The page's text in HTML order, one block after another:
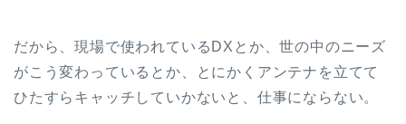
だから、現場で使われているDXとか、世の中のニーズ
がこう変わっているとか、とにかくアンテナを立てて
ひたすらキャッチしていかないと、仕事にならない。